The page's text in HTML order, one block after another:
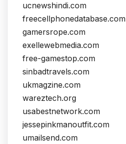
ucnewshindi.com
freecellphonedatabase.com
gamersrope.com
exellewebmedia.com
free-gamestop.com
sinbadtravels.com
ukmagzine.com
wareztech.org
usabestnetwork.com
jessepinkmanoutfit.com
umailsend.com